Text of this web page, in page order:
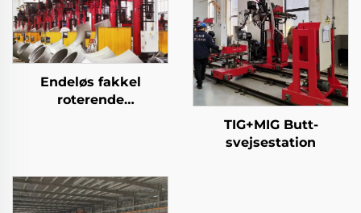
Endeløs fakkel
roterende
TIG+MIG Butt-
svejsestation